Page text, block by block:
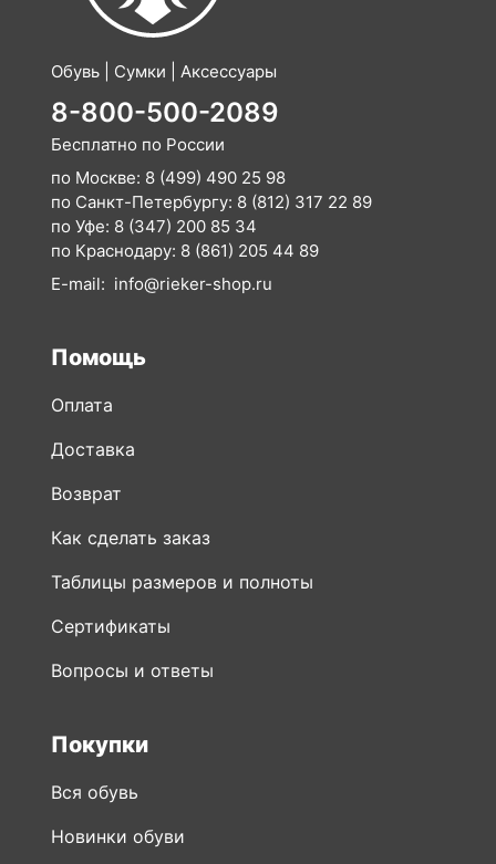
Обувь | Сумки | Аксессуары
8-800-500-2089
Бесплатно по России
по Москве: 8 (499) 490 25 98
по Санкт-Петербургу: 8 (812) 317 22 89
по Уфе: 8 (347) 200 85 34
по Краснодару: 8 (861) 205 44 89
E-mail: info@rieker-shop.ru
Помощь
Оплата
Доставка
Возврат
Как сделать заказ
Таблицы размеров и полноты
Сертификаты
Вопросы и ответы
Покупки
Вся обувь
Новинки обуви